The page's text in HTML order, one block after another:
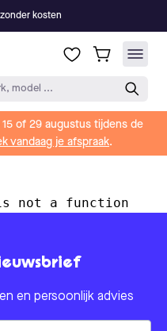
kosten
model ...
of 29 augustus tijdens de
vandaag je afspraak.
not a function
en persoonlijk advies